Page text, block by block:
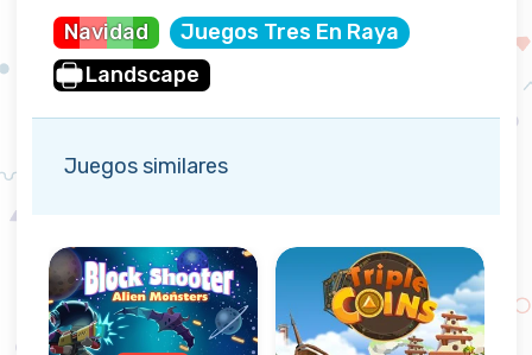
Navidad
Juegos Tres En Raya
Landscape
Juegos similares